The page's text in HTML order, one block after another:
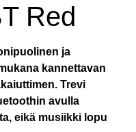
Red
ja
kannettavan
Trevi
avulla
eikä musiikki lopu